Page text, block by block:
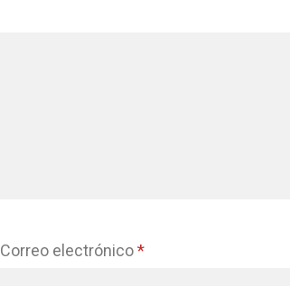
Correo electrónico*